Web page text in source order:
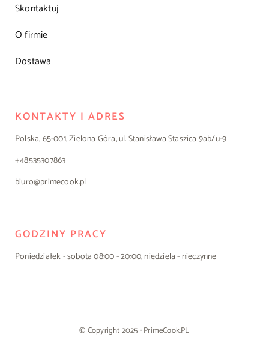
Skontaktuj
O firmie
Dostawa
KONTAKTY I ADRES
Polska, 65-001, Zielona Góra, ul. Stanisława Staszica 9ab/u-9
+48535307863
biuro@primecook.pl
GODZINY PRACY
Poniedziałek - sobota 08:00 - 20:00, niedziela - nieczynne
© Copyright 2025 • PrimeCook.PL